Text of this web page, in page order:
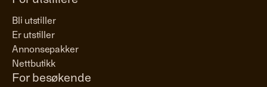
Bli utstiller
Er utstiller
Annonsepakker
Nettbutikk
For besøkende